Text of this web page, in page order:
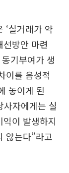
‘실거래가 약
방안 마련
기부여가 생
이를 음성적
놓이게 된
사자에게는 실
이 발생하지
않는다”라고